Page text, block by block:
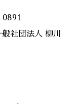
社団法人 柳川